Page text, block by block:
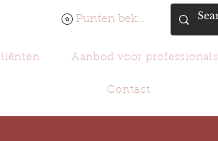
Punten bekijken
Aanbod voor professionals
Contact